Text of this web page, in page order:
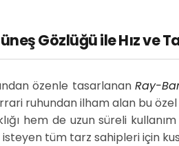
Gözlüğü ile Hız ve
özenle tasarlananRay-
ruhundan ilham alan bu
hem de uzun süreli
tüm tarz sahipleri için